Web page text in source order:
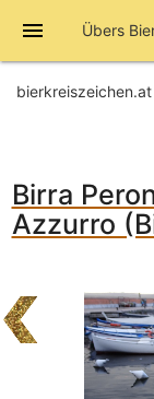
menu Übers
bierkreiszeichen.at
Birra
Azzurro